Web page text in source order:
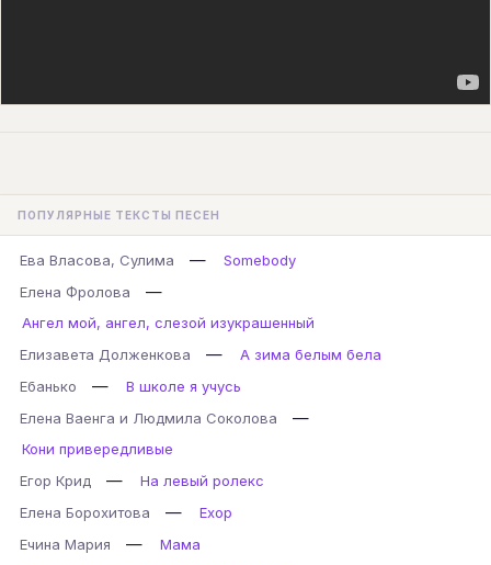
ПОПУЛЯРНЫЕ ТЕКСТЫ ПЕСЕН
Ева Власова, Сулима —
Somebody
Елена Фролова
—
Ангел мой, ангел, слезой изукрашенный
Елизавета Долженкова
—
А зима белым бела
Ебанько
—
В школе я учусь
Елена Ваенга и Людмила Соколова
—
Кони привередливые
Егор Крид
—
На левый ролекс
Елена Борохитова
—
Ехор
Ечина Мария
—
Мама